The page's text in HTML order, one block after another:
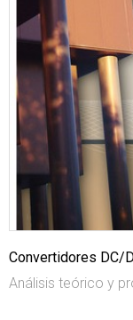
Convertidores DC/
Análisis teórico y